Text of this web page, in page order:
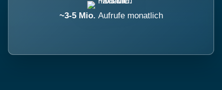
~3-5 Mio. Aufrufe monatlich